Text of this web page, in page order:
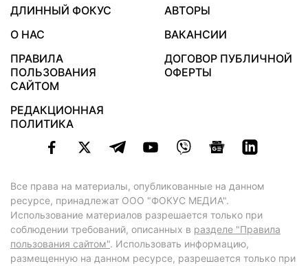
ДЛИННЫЙ ФОКУС
АВТОРЫ
О НАС
ВАКАНСИИ
ПРАВИЛА
ПОЛЬЗОВАНИЯ
САЙТОМ
ДОГОВОР ПУБЛИЧНОЙ
ОФЕРТЫ
РЕДАКЦИОННАЯ
ПОЛИТИКА
Все права на материалы, опубликованные на данном
ресурсе, принадлежат ООО "ФОКУС МЕДИА".
Использование материалов разрешается только при
соблюдении требований, описанных в разделе "Правила
пользования сайтом". Использовать информацию,
размещенную на данном ресурсе, разрешается только при